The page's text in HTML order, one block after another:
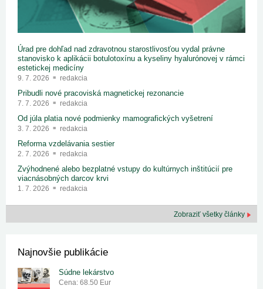
Úrad pre dohľad nad zdravotnou starostlivosťou vydal právne
stanovisko k aplikácii botulotoxínu a kyseliny hyalurónovej v rámci
estetickej medicíny
9. 7. 2026 redakcia
Pribudli nové pracoviská magnetickej rezonancie
7. 7. 2026 redakcia
Od júla platia nové podmienky mamografických vyšetrení
3. 7. 2026 redakcia
Reforma vzdelávania sestier
2. 7. 2026 redakcia
Zvýhodnené alebo bezplatné vstupy do kultúrnych inštitúcií pre
viacnásobných darcov krvi
1. 7. 2026 redakcia
Zobraziť všetky články
Najnovšie publikácie
Súdne lekárstvo
Cena: 68.50 Eur